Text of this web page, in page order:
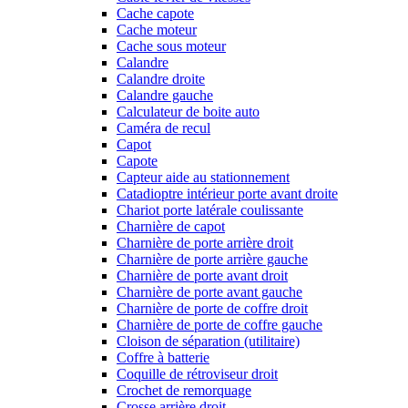
Cache capote
Cache moteur
Cache sous moteur
Calandre
Calandre droite
Calandre gauche
Calculateur de boite auto
Caméra de recul
Capot
Capote
Capteur aide au stationnement
Catadioptre intérieur porte avant droite
Chariot porte latérale coulissante
Charnière de capot
Charnière de porte arrière droit
Charnière de porte arrière gauche
Charnière de porte avant droit
Charnière de porte avant gauche
Charnière de porte de coffre droit
Charnière de porte de coffre gauche
Cloison de séparation (utilitaire)
Coffre à batterie
Coquille de rétroviseur droit
Crochet de remorquage